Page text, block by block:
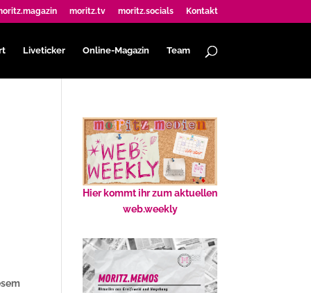
moritz.tv moritz.socials Kontakt
Liveticker Online-Magazin Team
Hier kommt ihr zum aktuellen
web.weekly